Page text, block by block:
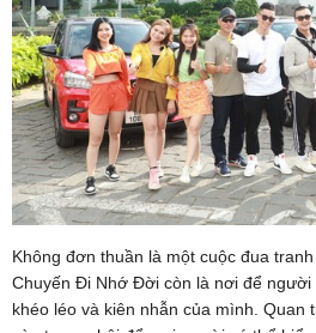
Không đơn thuần là một cuộc đua
Chuyến Đi Nhớ Đời còn là nơi để người
khéo léo và kiên nhẫn của mình. Quan